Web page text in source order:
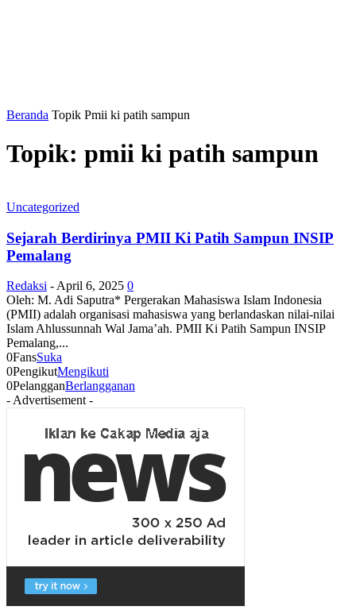
Beranda Topik Pmii ki patih sampun
Topik: pmii ki patih sampun
Uncategorized
Sejarah Berdirinya PMII Ki Patih Sampun INSIP
Pemalang
Redaksi - April 6, 2025 0
Oleh: M. Adi Saputra* Pergerakan Mahasiswa Islam Indonesia
(PMII) adalah organisasi mahasiswa yang berlandaskan nilai-nilai
Islam Ahlussunnah Wal Jama’ah. PMII Ki Patih Sampun INSIP
Pemalang,...
0FansSuka
0PengikutMengikuti
0PelangganBerlangganan
- Advertisement -